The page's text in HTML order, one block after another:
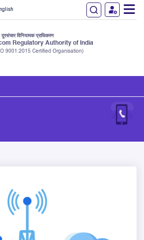
दूरसंचार विनियामक प्राधिकरण
Regulatory Authority of India
9001:2015 Certified Organisation)